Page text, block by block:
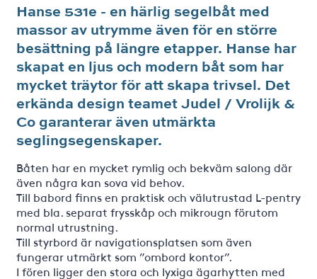
Hanse 531e - en härlig segelbåt med
massor av utrymme även för en större
besättning på längre etapper. Hanse har
skapat en ljus och modern båt som har
mycket träytor för att skapa trivsel. Det
erkända design teamet Judel / Vrolijk &
Co garanterar även utmärkta
seglingsegenskaper.
Båten har en mycket rymlig och bekväm salong där
även några kan sova vid behov.
Till babord finns en praktisk och välutrustad L-pentry
med bla. separat frysskåp och mikrougn förutom
normal utrustning.
Till styrbord är navigationsplatsen som även
fungerar utmärkt som ”ombord kontor”.
I fören ligger den stora och lyxiga ägarhytten med